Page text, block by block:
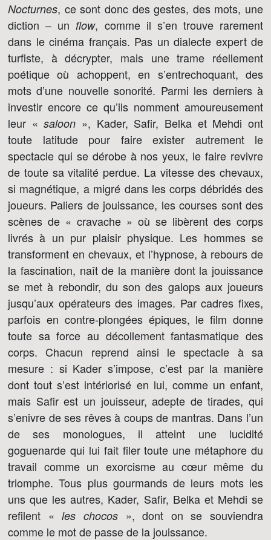
Nocturnes, ce sont donc des gestes, des mots, une
diction – un flow, comme il s’en trouve rarement
dans le cinéma français. Pas un dialecte expert de
turfiste, à décrypter, mais une trame réellement
poétique où achoppent, en s’entrechoquant, des
mots d’une nouvelle sonorité. Parmi les derniers à
investir encore ce qu’ils nomment amoureusement
leur «saloon », Kader, Safir, Belka et Mehdi ont
toute latitude pour faire exister autrement le
spectacle qui se dérobe à nos yeux, le faire revivre
de toute sa vitalité perdue. La vitesse des chevaux,
si magnétique, a migré dans les corps débridés des
joueurs. Paliers de jouissance, les courses sont des
scènes de « cravache » où se libèrent des corps
livrés à un pur plaisir physique. Les hommes se
transforment en chevaux, et l’hypnose, à rebours de
la fascination, naît de la manière dont la jouissance
se met à rebondir, du son des galops aux joueurs
jusqu’aux opérateurs des images. Par cadres fixes,
parfois en contre-plongées épiques, le film donne
toute sa force au décollement fantasmatique des
corps. Chacun reprend ainsi le spectacle à sa
mesure : si Kader s’impose, c’est par la manière
dont tout s’est intériorisé en lui, comme un enfant,
mais Safir est un jouisseur, adepte de tirades, qui
s’enivre de ses rêves à coups de mantras. Dans l’un
de ses monologues, il atteint une lucidité
goguenarde qui lui fait filer toute une métaphore du
travail comme un exorcisme au cœur même du
triomphe. Tous plus gourmands de leurs mots les
uns que les autres, Kader, Safir, Belka et Mehdi se
refilent «les chocos», dont on se souviendra
comme le mot de passe de la jouissance.